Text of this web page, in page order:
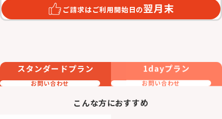
ご請求はご利用開始日の翌月末
スタンダードプラン
お問い合わせ
1dayプラン
お問い合わせ
こんな方におすすめ